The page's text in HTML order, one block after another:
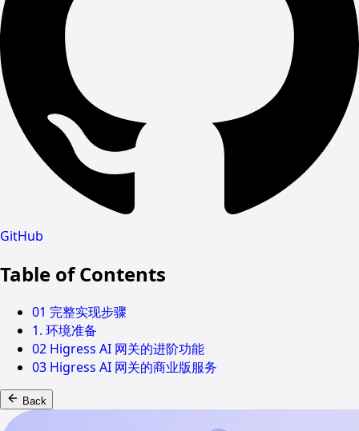
GitHub
Table of Contents
01 完整实现步骤
1. 环境准备
02 Higress AI 网关的进阶功能
03 Higress AI 网关的商业版服务
Back